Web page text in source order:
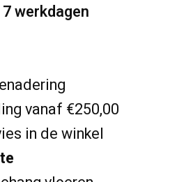
werkdagen
vanaf €250,00
in de winkel